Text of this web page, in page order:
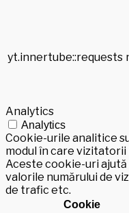
yt.innertube::requests
Analytics
Analytics
Cookie-urile analitice
modul în care
Aceste cookie-uri
valorile numărului de
de trafic etc.
Cookie